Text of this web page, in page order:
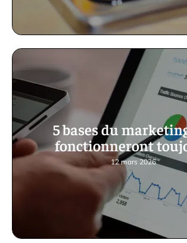
5 bases du
fonctionneront
12 mars 2026